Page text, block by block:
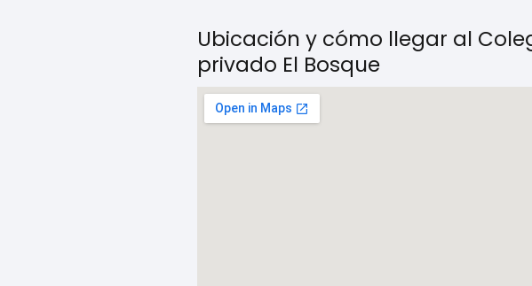
Ubicación y cómo llegar al
privado El Bosque